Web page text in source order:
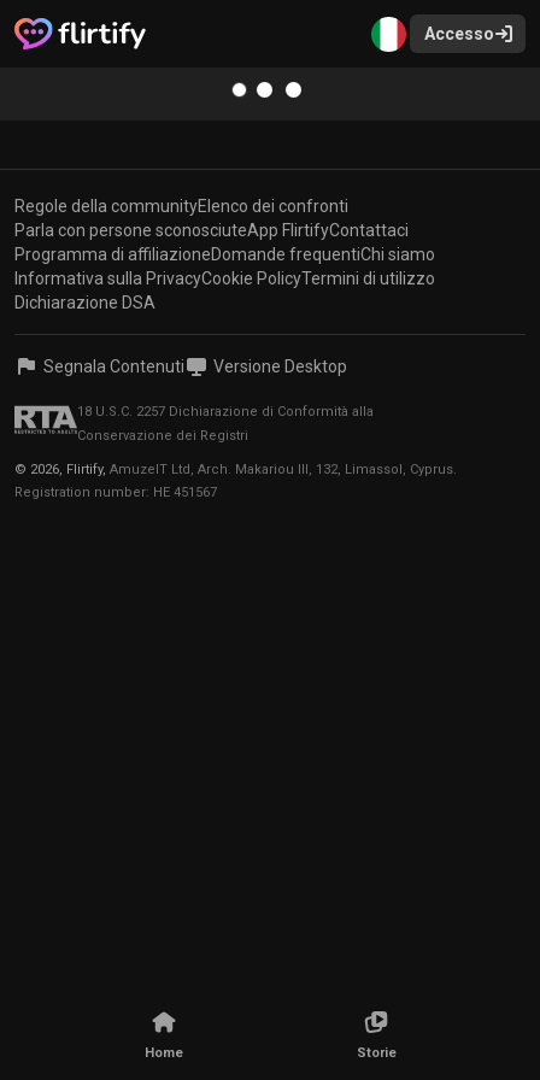
Home Storie
Accesso
Regole della communityElenco dei confronti
Parla con persone sconosciuteApp FlirtifyContattaci
Programma di affiliazioneDomande frequentiChi siamo
Informativa sulla PrivacyCookie PolicyTermini di utilizzo
Dichiarazione DSA
18 U.S.C. 2257 Dichiarazione di Conformità alla
Conservazione dei Registri
Segnala Contenuti Versione Desktop
© 2026, Flirtify,